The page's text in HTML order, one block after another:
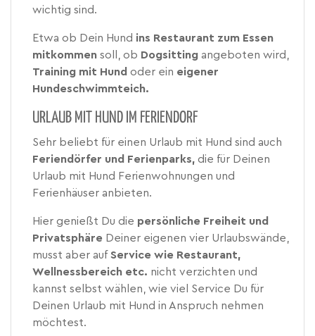
wichtig sind.
Etwa ob Dein Hund ins Restaurant zum Essen
mitkommen soll, ob Dogsitting angeboten wird,
Training mit Hund oder ein eigener
Hundeschwimmteich.
URLAUB MIT HUND IM FERIENDORF
Sehr beliebt für einen Urlaub mit Hund sind auch
Feriendörfer und Ferienparks, die für Deinen
Urlaub mit Hund Ferienwohnungen und
Ferienhäuser anbieten.
Hier genießt Du die persönliche Freiheit und
Privatsphäre Deiner eigenen vier Urlaubswände,
musst aber auf Service wie Restaurant,
Wellnessbereich etc. nicht verzichten und
kannst selbst wählen, wie viel Service Du für
Deinen Urlaub mit Hund in Anspruch nehmen
möchtest.